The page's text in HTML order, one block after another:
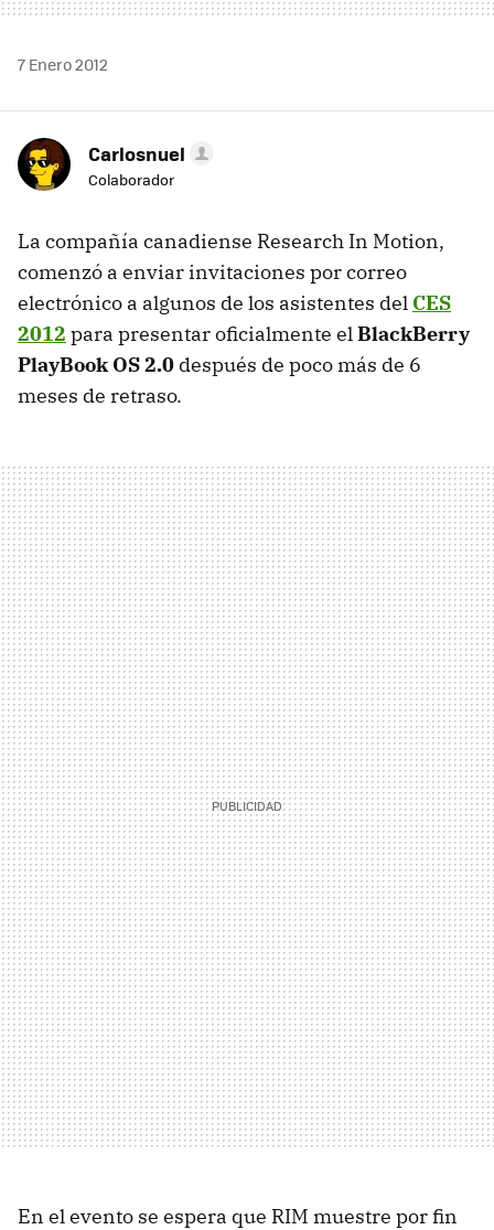
7 Enero 2012
Carlosnuel
Colaborador
La compañía canadiense Research In Motion,
comenzó a enviar invitaciones por correo
electrónico a algunos de los asistentes del CES
2012 para presentar oficialmente elBlackBerry
PlayBook OS 2.0 después de poco más de 6
meses de retraso.
En el evento se espera que RIM muestre por fin